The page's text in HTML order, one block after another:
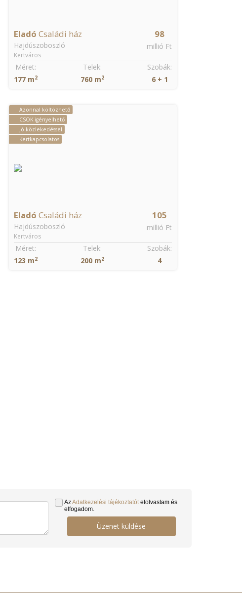
98
millió Ft
Eladó Családi ház
Hajdúszoboszló
Kertváros
Szobák:
6 + 1
Méret:
177 m2
Telek:
760 m2
Azonnal költözhető
CSOK igényelhető
Jó közlekedéssel
Kertkapcsolatos
105
millió Ft
Eladó Családi ház
Hajdúszoboszló
Kertváros
Szobák:
4
Méret:
123 m2
Telek:
200 m2
AzAdatkezelési tájékoztatótelolvastam és
elfogadom.
Üzenet küldése